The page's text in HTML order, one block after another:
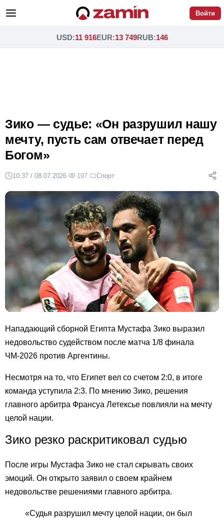
Войти
USD:11 916EUR:13 749RUB:146
Зико — судье: «Он разрушил нашу
мечту, пусть сам отвечает перед
Богом»
10:37 / 08.07.2026· 197· Спорт
Нападающий сборной Египта Мустафа Зико выразил
недовольство судейством после матча 1/8 финала
ЧМ-2026 против Аргентины.
Несмотря на то, что Египет вел со счетом 2:0, в итоге
команда уступила 2:3. По мнению Зико, решения
главного арбитра Франсуа Летексье повлияли на мечту
целой нации.
Зико резко раскритиковал судью
После игры Мустафа Зико не стал скрывать своих
эмоций. Он открыто заявил о своем крайнем
недовольстве решениями главного арбитра.
«Судья разрушил мечту целой нации, он был